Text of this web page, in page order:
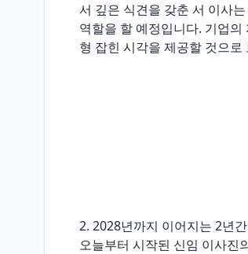
서 깊은 식견을 갖춘 서 이사
역할을 할 예정입니다. 기업
형 잡힌 시각을 제공할 것으로
2. 2028년까지 이어지는 2년
오늘부터 시작된 신임 이사진